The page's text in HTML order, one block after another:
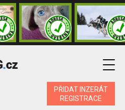
PŘIDAT INZERÁT
REGISTRACE